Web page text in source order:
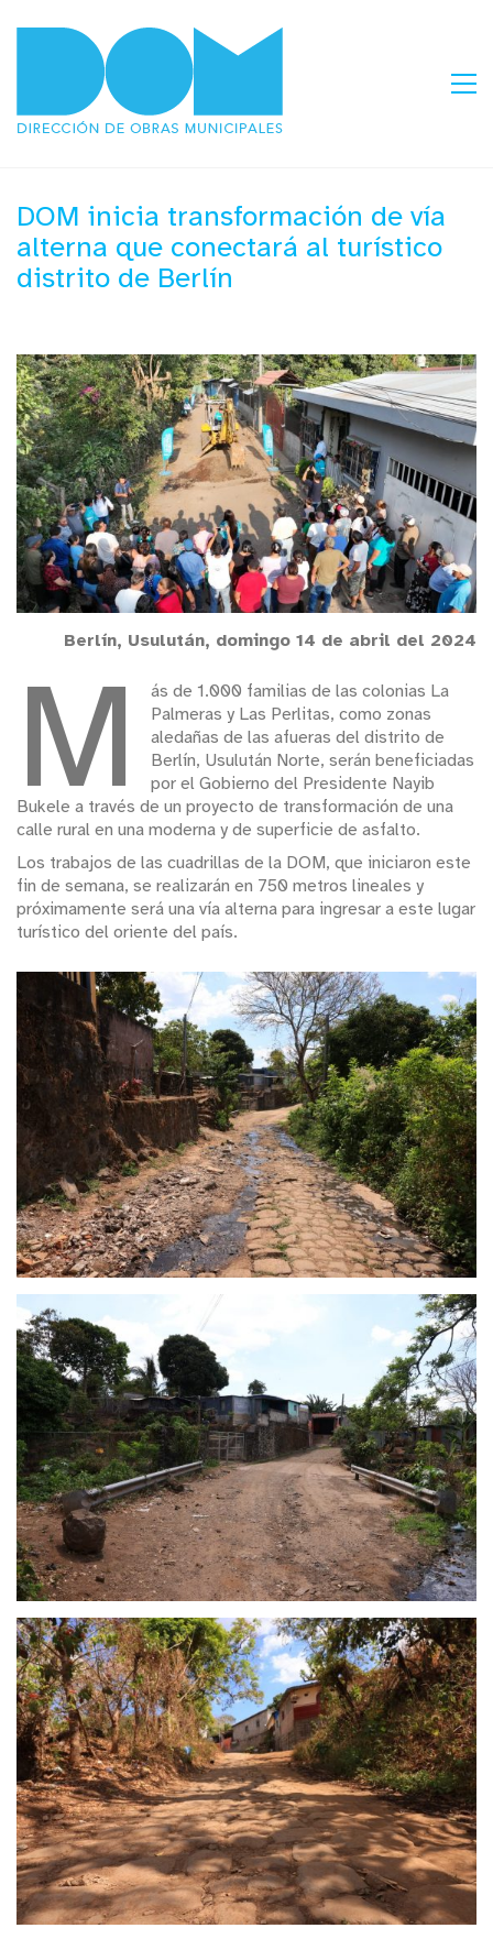
DOM inicia transformación de vía
alterna que conectará al turístico
distrito de Berlín
Berlín, Usulután, domingo 14 de abril del 2024
M
ás de 1.000 familias de las colonias La
Palmeras y Las Perlitas, como zonas
aledañas de las afueras del distrito de
Berlín, Usulután Norte, serán beneficiadas
por el Gobierno del Presidente Nayib
Bukele a través de un proyecto de transformación de una
calle rural en una moderna y de superficie de asfalto.
Los trabajos de las cuadrillas de la DOM, que iniciaron este
fin de semana, se realizarán en 750 metros lineales y
próximamente será una vía alterna para ingresar a este lugar
turístico del oriente del país.